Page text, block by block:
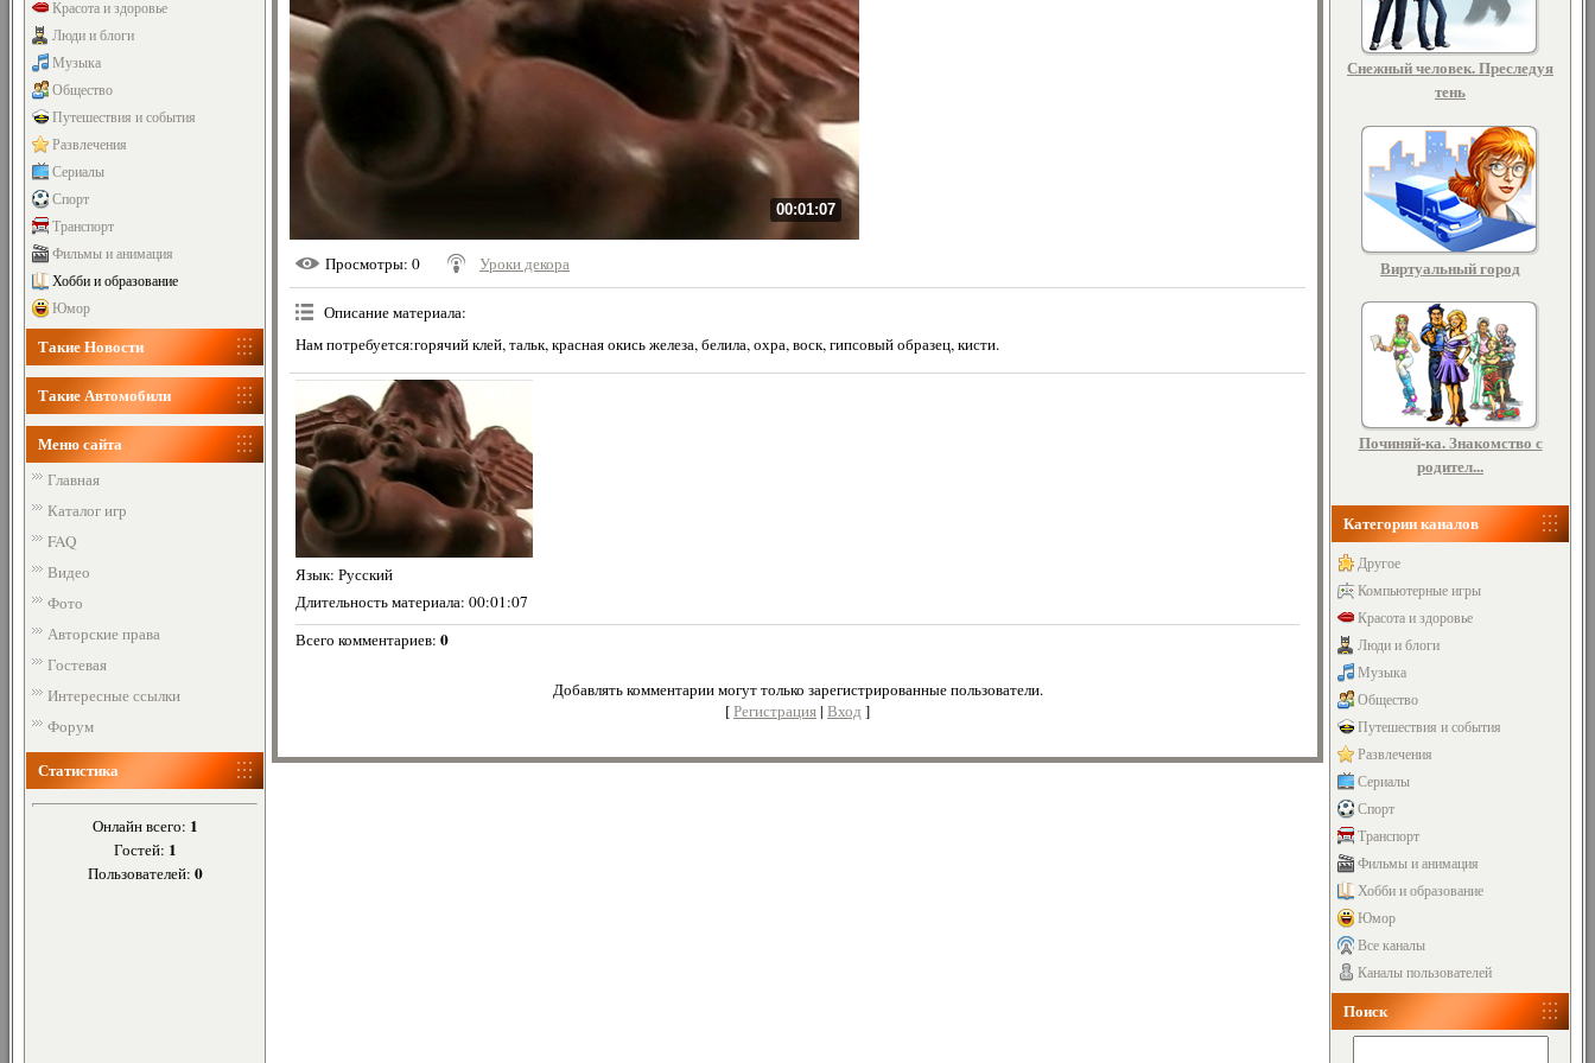
Красота и здоровье
Люди и блоги
Музыка
Общество
Путешествия и события
Развлечения
Сериалы
Спорт
Транспорт
Фильмы и анимация
Хобби и образование
Юмор
Такие Новости
Такие Автомобили
Меню сайта
Главная
Каталог игр
FAQ
Видео
Фото
Авторские права
Гостевая
Интересные ссылки
Форум
Статистика
Онлайн всего: 1
Гостей: 1
Пользователей: 0
00:01:07
Просмотры: 0 Уроки декора
Описание материала:
Нам потребуется:горячий клей, тальк, красная окись железа, белила, охра, воск, гипсовый образец, кисти.
Язык: Русский
Длительность материала: 00:01:07
Всего комментариев: 0
Добавлять комментарии могут только зарегистрированные пользователи.
[Регистрация| Вход ]
Снежный человек. Преследуя
тень
Виртуальный город
Починяй-ка. Знакомство с
родител...
Категории каналов
Другое
Компьютерные игры
Красота и здоровье
Люди и блоги
Музыка
Общество
Путешествия и события
Развлечения
Сериалы
Спорт
Транспорт
Фильмы и анимация
Хобби и образование
Юмор
Все каналы
Каналы пользователей
Поиск